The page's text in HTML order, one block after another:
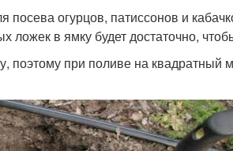
огурцов, патиссонов и
ложек в ямку будет достаточно,
поэтому при поливе на квадратный